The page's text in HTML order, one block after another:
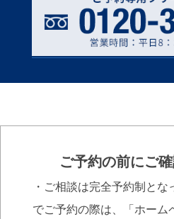
ご予約の前にご確
・ご相談は完全予約制と
でご予約の際は、「ホーム